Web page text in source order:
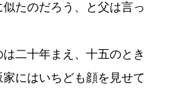
たのだろう、と父は言っ
二十年まえ、十五のとき
にはいちども顔を見せて